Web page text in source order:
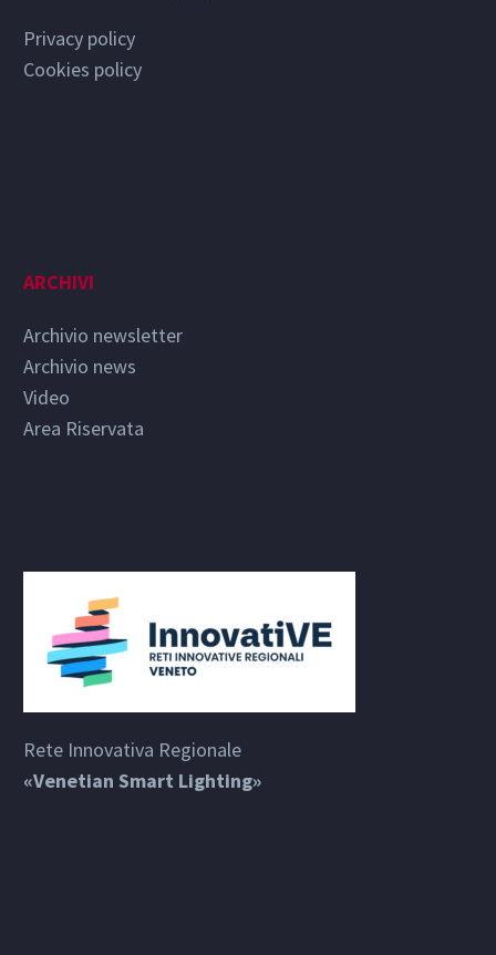
Privacy policy
Cookies policy
ARCHIVI
Archivio newsletter
Archivio news
Video
Area Riservata
Rete Innovativa Regionale
«Venetian Smart Lighting»